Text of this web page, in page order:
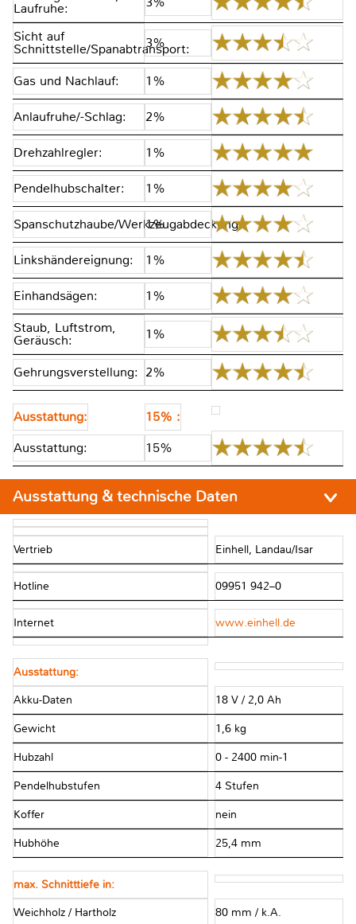
Laufruhe:
Sicht auf
Schnittstelle/Spanabtransport:
3%
Gas und Nachlauf: 1%
Anlaufruhe/-Schlag: 2%
Drehzahlregler: 1%
Pendelhubschalter: 1%
Spanschutzhaube/Werkzeugabdeckung:
1%
Linkshändereignung: 1%
Einhandsägen:
1%
Staub, Luftstrom,
Geräusch: 1%
Gehrungsverstellung: 2%
Ausstattung:
15% :
Ausstattung:
15%
Ausstattung & technische Daten
Vertrieb Einhell, Landau/Isar
Hotline 09951 942–0
Internet www.einhell.de
Ausstattung:
Akku-Daten 18 V / 2,0 Ah
Gewicht 1,6 kg
Hubzahl 0 - 2400 min-1
Pendelhubstufen 4 Stufen
Koffer nein
Hubhöhe 25,4 mm
max. Schnitttiefe in:
Weichholz / Hartholz 80 mm / k.A.